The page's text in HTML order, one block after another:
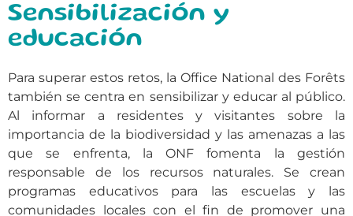
Sensibilización y
educación
Para superar estos retos, la Office National des Forêts
también se centra en sensibilizar y educar al público.
Al informar a residentes y visitantes sobre la
importancia de la biodiversidad y las amenazas a las
que se enfrenta, la ONF fomenta la gestión
responsable de los recursos naturales. Se crean
programas educativos para las escuelas y las
comunidades locales con el fin de promover una